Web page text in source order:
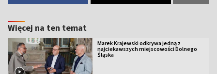
Więcej na ten temat
Marek Krajewski odkrywa jedną z
najciekawszych miejscowości Dolnego
Śląska